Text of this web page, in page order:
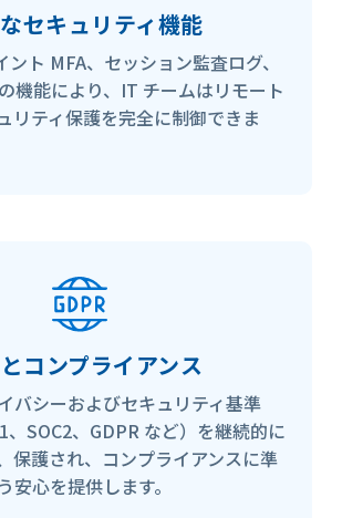
セキュリティ機能
ト MFA、セッション監査ログ、
機能により、IT チームはリモート
リティ保護を完全に制御できま
コンプライアンス
バシーおよびセキュリティ基準
、SOC2、GDPR など）を継続的に
保護され、コンプライアンスに準
安心を提供します。